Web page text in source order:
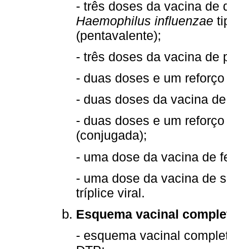
- três doses da vacina de
Haemophilus influenzae
(pentavalente);
- três doses da vacina de
- duas doses e um
- duas doses da vacina
- duas doses e um
(conjugada);
- uma dose da vacina de
- uma dose da vacina de
tríplice viral.
Esquema vacinal
- esquema vacinal